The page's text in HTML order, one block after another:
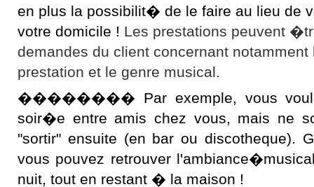
en plus la possibilit� de le faire au lieu de
votre domicile ! Les prestations peuvent
demandes du client concernant
prestation et le genre musical.
�������� Par exemple, vous
soir�e entre amis chez vous, mais ne
"sortir" ensuite (en bar ou discotheque).
vous pouvez retrouver
nuit, tout en restant � la maison !